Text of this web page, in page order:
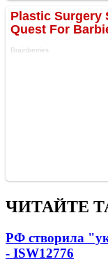
ЧИТАЙТЕ
РФ створила
- ISW12776